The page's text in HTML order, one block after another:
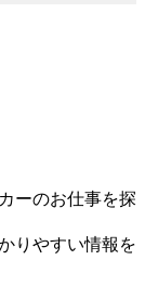
ーのお仕事を探
りやすい情報を